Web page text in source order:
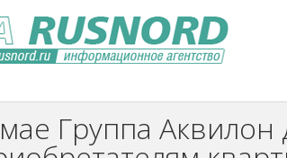
Группа Аквилон